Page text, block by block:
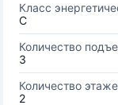
Класс
C
Количество
3
Количество
2